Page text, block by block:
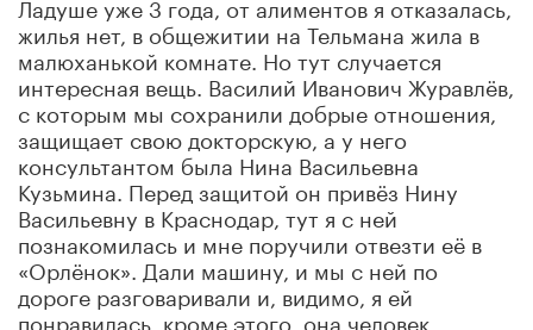
жилья нет, в общежитии на Тельмана жила в
малюханькой комнате. Но тут случается
интересная вещь. Василий Иванович Журавлёв,
с которым мы сохранили добрые отношения,
защищает свою докторскую, а у него
консультантом была Нина Васильевна
Кузьмина. Перед защитой он привёз Нину
Васильевну в Краснодар, тут я с ней
познакомилась и мне поручили отвезти её в
«Орлёнок». Дали машину, и мы с ней по
дороге разговаривали и, видимо, я ей
понравилась, кроме этого, она человек